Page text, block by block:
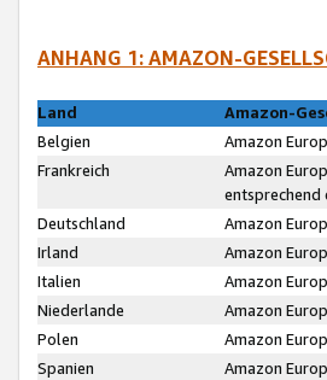
ANHANG 1: AMAZON-
Land
Amazon-
Belgien
Amazon
Frankreich
Amazon
entsprechend
Deutschland
Amazon
Irland
Amazon
Italien
Amazon
Niederlande
Amazon
Polen
Amazon
Spanien
Amazon